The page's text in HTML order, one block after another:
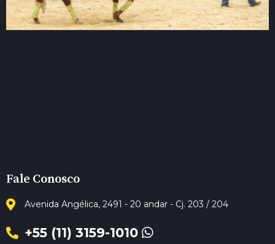
Fale Conosco
Avenida Angélica, 2491 - 20 andar - Cj. 203 / 204
+55 (11) 3159-1010